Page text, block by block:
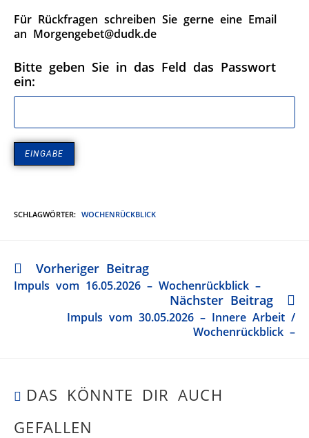
Für Rückfragen schreiben Sie gerne eine Email
an Morgengebet@dudk.de
Bitte geben Sie in das Feld das Passwort
ein:
SCHLAGWÖRTER: WOCHENRÜCKBLICK
Vorheriger Beitrag
Impuls vom 16.05.2026 – Wochenrückblick –
Nächster Beitrag
Impuls vom 30.05.2026 – Innere Arbeit /
Wochenrückblick –
DAS KÖNNTE DIR AUCH
GEFALLEN